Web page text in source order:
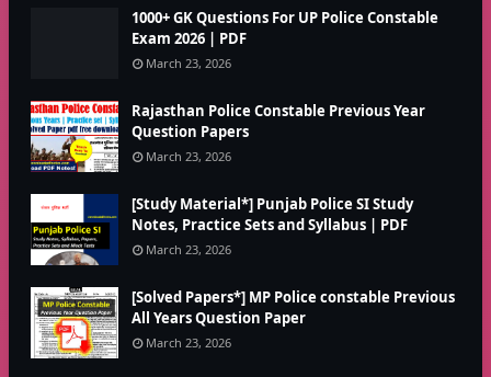
1000+ GK Questions For UP Police Constable
Exam 2026 | PDF
March 23, 2026
Rajasthan Police Constable Previous Year
Question Papers
March 23, 2026
[Study Material*] Punjab Police SI Study
Notes, Practice Sets and Syllabus | PDF
March 23, 2026
[Solved Papers*] MP Police constable Previous
All Years Question Paper
March 23, 2026